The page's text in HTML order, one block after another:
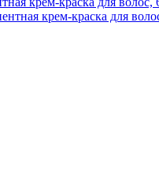
крем-краска для